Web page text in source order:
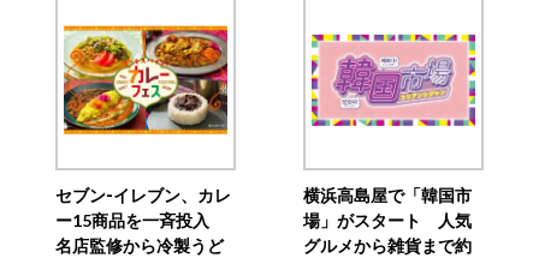
セブン‐イレブン、カレ
ー15商品を一斉投入
名店監修から冷製うど
横浜高島屋で「韓国市
場」がスタート 人気
グルメから雑貨まで約